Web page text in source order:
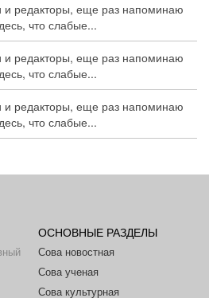
и редакторы, еще раз напоминаю
что слабые...
и редакторы, еще раз напоминаю
что слабые...
и редакторы, еще раз напоминаю
что слабые...
ОСНОВНЫЕ РАЗДЕЛЫ
Сова новостная
Сова ученая
Сова культурная